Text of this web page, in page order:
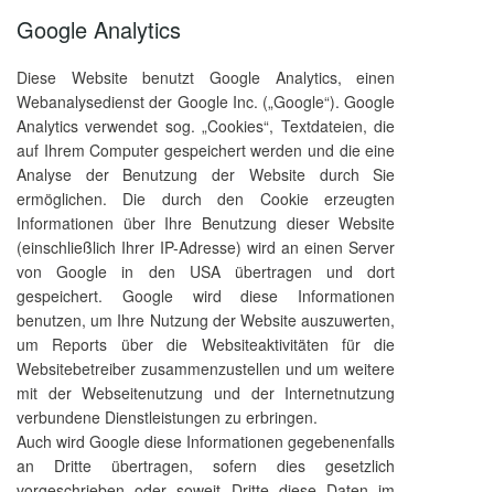
Google Analytics
Diese Website benutzt Google Analytics, einen
Webanalysedienst der Google Inc. („Google“). Google
Analytics verwendet sog. „Cookies“, Textdateien, die
auf Ihrem Computer gespeichert werden und die eine
Analyse der Benutzung der Website durch Sie
ermöglichen. Die durch den Cookie erzeugten
Informationen über Ihre Benutzung dieser Website
(einschließlich Ihrer IP-Adresse) wird an einen Server
von Google in den USA übertragen und dort
gespeichert. Google wird diese Informationen
benutzen, um Ihre Nutzung der Website auszuwerten,
um Reports über die Websiteaktivitäten für die
Websitebetreiber zusammenzustellen und um weitere
mit der Webseitenutzung und der Internetnutzung
verbundene Dienstleistungen zu erbringen.
Auch wird Google diese Informationen gegebenenfalls
an Dritte übertragen, sofern dies gesetzlich